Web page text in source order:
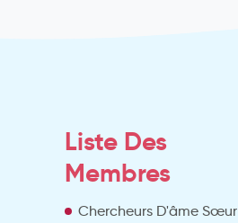
Liste Des
Membres
Chercheurs D'âme Sœur